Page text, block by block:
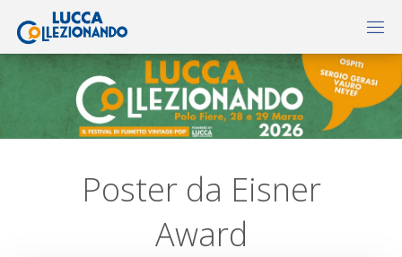
Poster da Eisner
Award